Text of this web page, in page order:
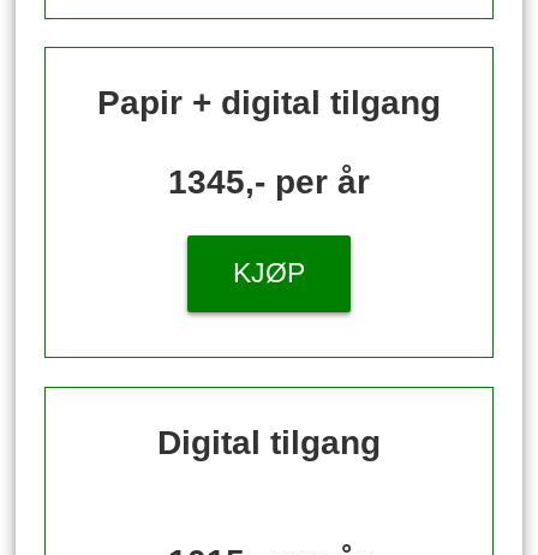
Papir + digital tilgang
1345,- per år
KJØP
Digital tilgang